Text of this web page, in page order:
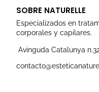
a
g
r
a
m
b
o
o
k
u
b
e
e
d
i
n
SOBRE NATURELLE
Especializados en
corporales y capilares.
Avinguda Catalunya